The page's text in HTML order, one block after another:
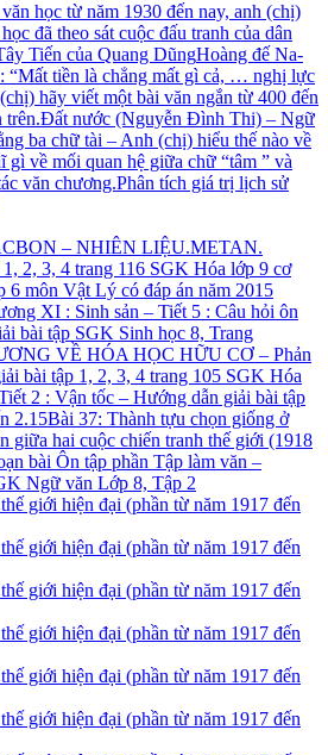
học từ năm 1930 đến nay, anh (chị)
đã theo sát cuộc đấu tranh của dân
Tiến của Quang DũngHoàng đế Na-
“Mất tiền là chẳng mất gì cả, … nghị lực
hãy viết một bài văn ngắn từ 400 đến
trên.Đất nước (Nguyễn Đình Thi) – Ngữ
ba chữ tài – Anh (chị) hiểu thế nào về
gì về mối quan hệ giữa chữ “tâm ” và
văn chương.Phân tích giá trị lịch sử
– NHIÊN LIỆU.METAN.
2, 3, 4 trang 116 SGK Hóa lớp 9 cơ
môn Vật Lý có đáp án năm 2015
XI : Sinh sản – Tiết 5 : Câu hỏi ôn
bài tập SGK Sinh học 8, Trang
VỀ HÓA HỌC HỮU CƠ – Phản
bài tập 1, 2, 3, 4 trang 105 SGK Hóa
2 : Vận tốc – Hướng dẫn giải bài tập
2.15Bài 37: Thành tựu chọn giống ở
giữa hai cuộc chiến tranh thế giới (1918
bài Ôn tập phần Tập làm văn –
Ngữ văn Lớp 8, Tập 2
giới hiện đại (phần từ năm 1917 đến
giới hiện đại (phần từ năm 1917 đến
giới hiện đại (phần từ năm 1917 đến
giới hiện đại (phần từ năm 1917 đến
giới hiện đại (phần từ năm 1917 đến
giới hiện đại (phần từ năm 1917 đến